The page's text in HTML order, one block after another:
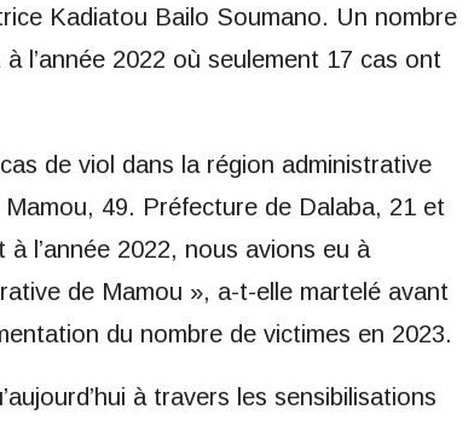
Kadiatou Bailo Soumano. Un nombre
l’année 2022 où seulement 17 cas ont
de viol dans la région administrative
49. Préfecture de Dalaba, 21 et
l’année 2022, nous avions eu à
de Mamou », a-t-elle martelé avant
du nombre de victimes en 2023.
à travers les sensibilisations